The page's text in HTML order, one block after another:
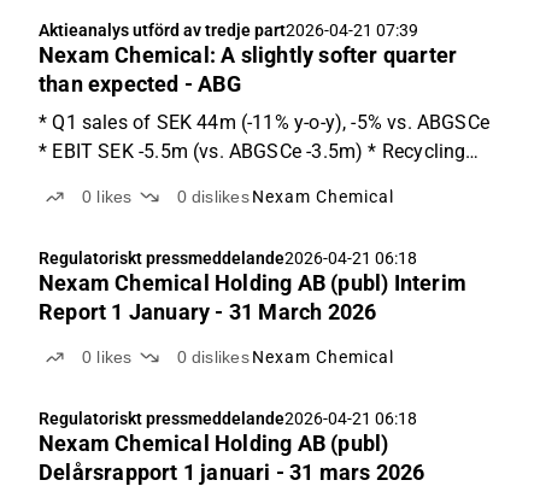
sales...
Aktieanalys utförd av tredje part2026-04-21 07:39
Nexam Chemical: A slightly softer quarter
than expected - ABG
* Q1 sales of SEK 44m (-11% y-o-y), -5% vs. ABGSCe
* EBIT SEK -5.5m (vs. ABGSCe -3.5m) * Recycling
Sales came in at SEK 44m (-5% vs. ABGSCe 46m),
(vs....
0 likes 0 dislikes Nexam Chemical
Regulatoriskt pressmeddelande2026-04-21 06:18
Nexam Chemical Holding AB (publ) Interim
Report 1 January - 31 March 2026
0 likes 0 dislikes Nexam Chemical
Regulatoriskt pressmeddelande2026-04-21 06:18
Nexam Chemical Holding AB (publ)
Delårsrapport 1 januari - 31 mars 2026